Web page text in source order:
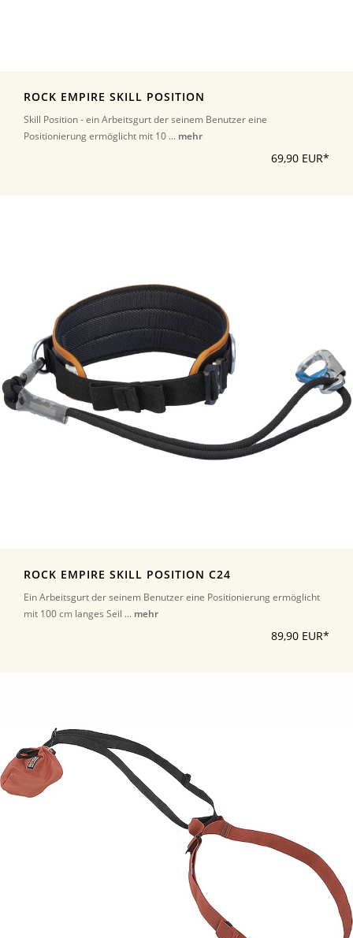
ROCK EMPIRE SKILL POSITION
Skill Position - ein Arbeitsgurt der seinem Benutzer eine
Positionierung ermöglicht mit 10 ... mehr
69,90 EUR*
ROCK EMPIRE SKILL POSITION C24
Ein Arbeitsgurt der seinem Benutzer eine Positionierung ermöglicht
mit 100 cm langes Seil ... mehr
89,90 EUR*